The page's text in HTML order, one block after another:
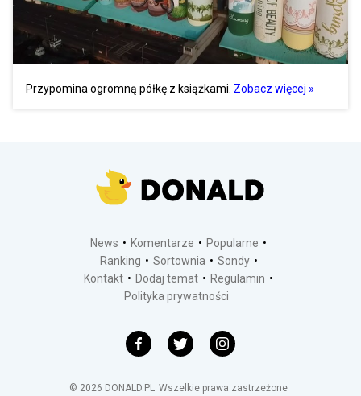
Przypomina ogromną półkę z książkami. Zobacz więcej »
News Komentarze
Popularne
Ranking
Sortownia
Sondy
Kontakt
Dodaj temat
Regulamin
Polityka prywatności
© 2026 DONALD.PL Wszelkie prawa zastrzeżone